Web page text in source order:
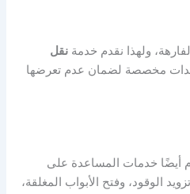
ولهذا نقدم خدمةنقل
مخصصة لضمان عدم تعرضها
أيضًا خدمات المساعدة على
الوقود، وفتح الأبواب المغلقة،